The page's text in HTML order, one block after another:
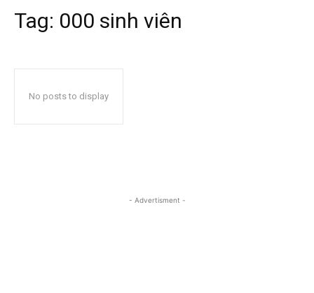
Tag: 000 sinh viên
No posts to display
- Advertisment -